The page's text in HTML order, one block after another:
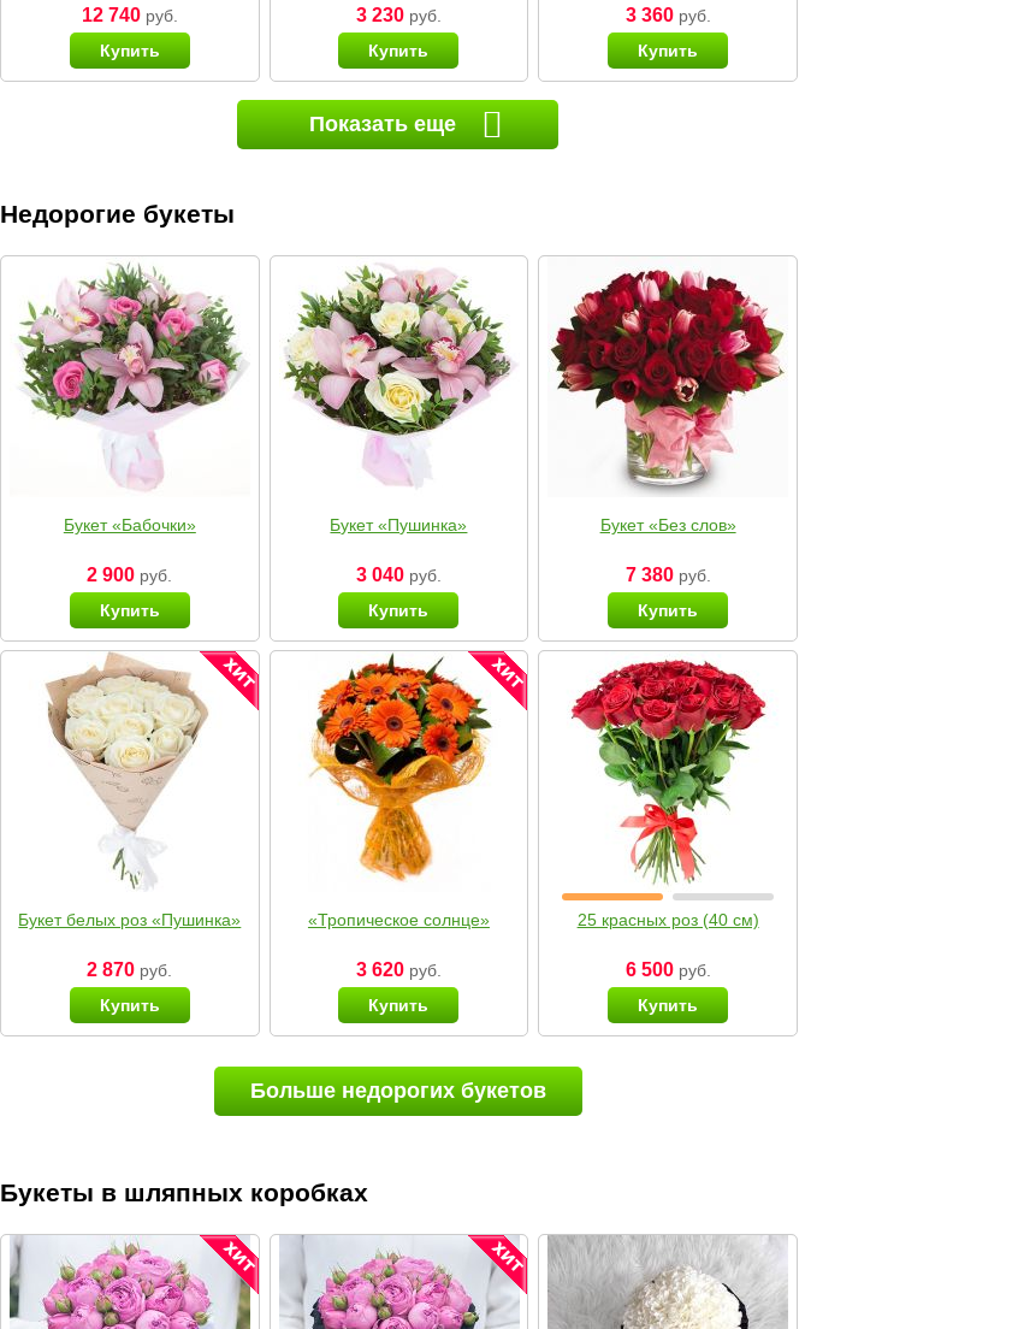
12 740руб.
Купить
3 230руб.
Купить
3 360руб.
Купить
Показать еще
Недорогие букеты
Букет «Бабочки»
2 900 руб.
Купить
Букет «Пушинка»
3 040руб.
Купить
Букет «Без слов»
7 380руб.
Купить
Букет белых роз «Пушинка»
2 870 руб.
Купить
«Тропическое солнце»
3 620руб.
Купить
25 красных роз (40 см)
6 500руб.
Купить
Больше недорогих букетов
Букеты в шляпных коробках